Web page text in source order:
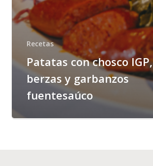
Recetas
Patatas con chosco IGP,
berzas y garbanzos
fuentesaúco